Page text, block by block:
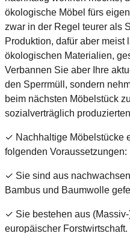
ökologische Möbel fürs
zwar in der Regel teurer als
Produktion, dafür aber
ökologischen Materialien,
Verbannen Sie aber Ihre
den Sperrmüll, sondern
beim nächsten Möbelstück
sozialverträglich
✓ Nachhaltige Möbelstücke
folgenden Voraussetzungen:
✓ Sie sind aus
Bambus und Baumwolle
✓ Sie bestehen aus
europäischer Forstwirtschaft.